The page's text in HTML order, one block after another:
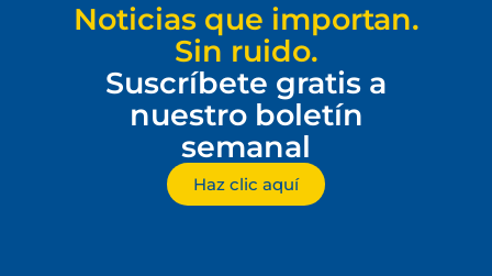
Noticias que importan.
Sin ruido.
Suscríbete gratis a
nuestro boletín
semanal
Haz clic aquí